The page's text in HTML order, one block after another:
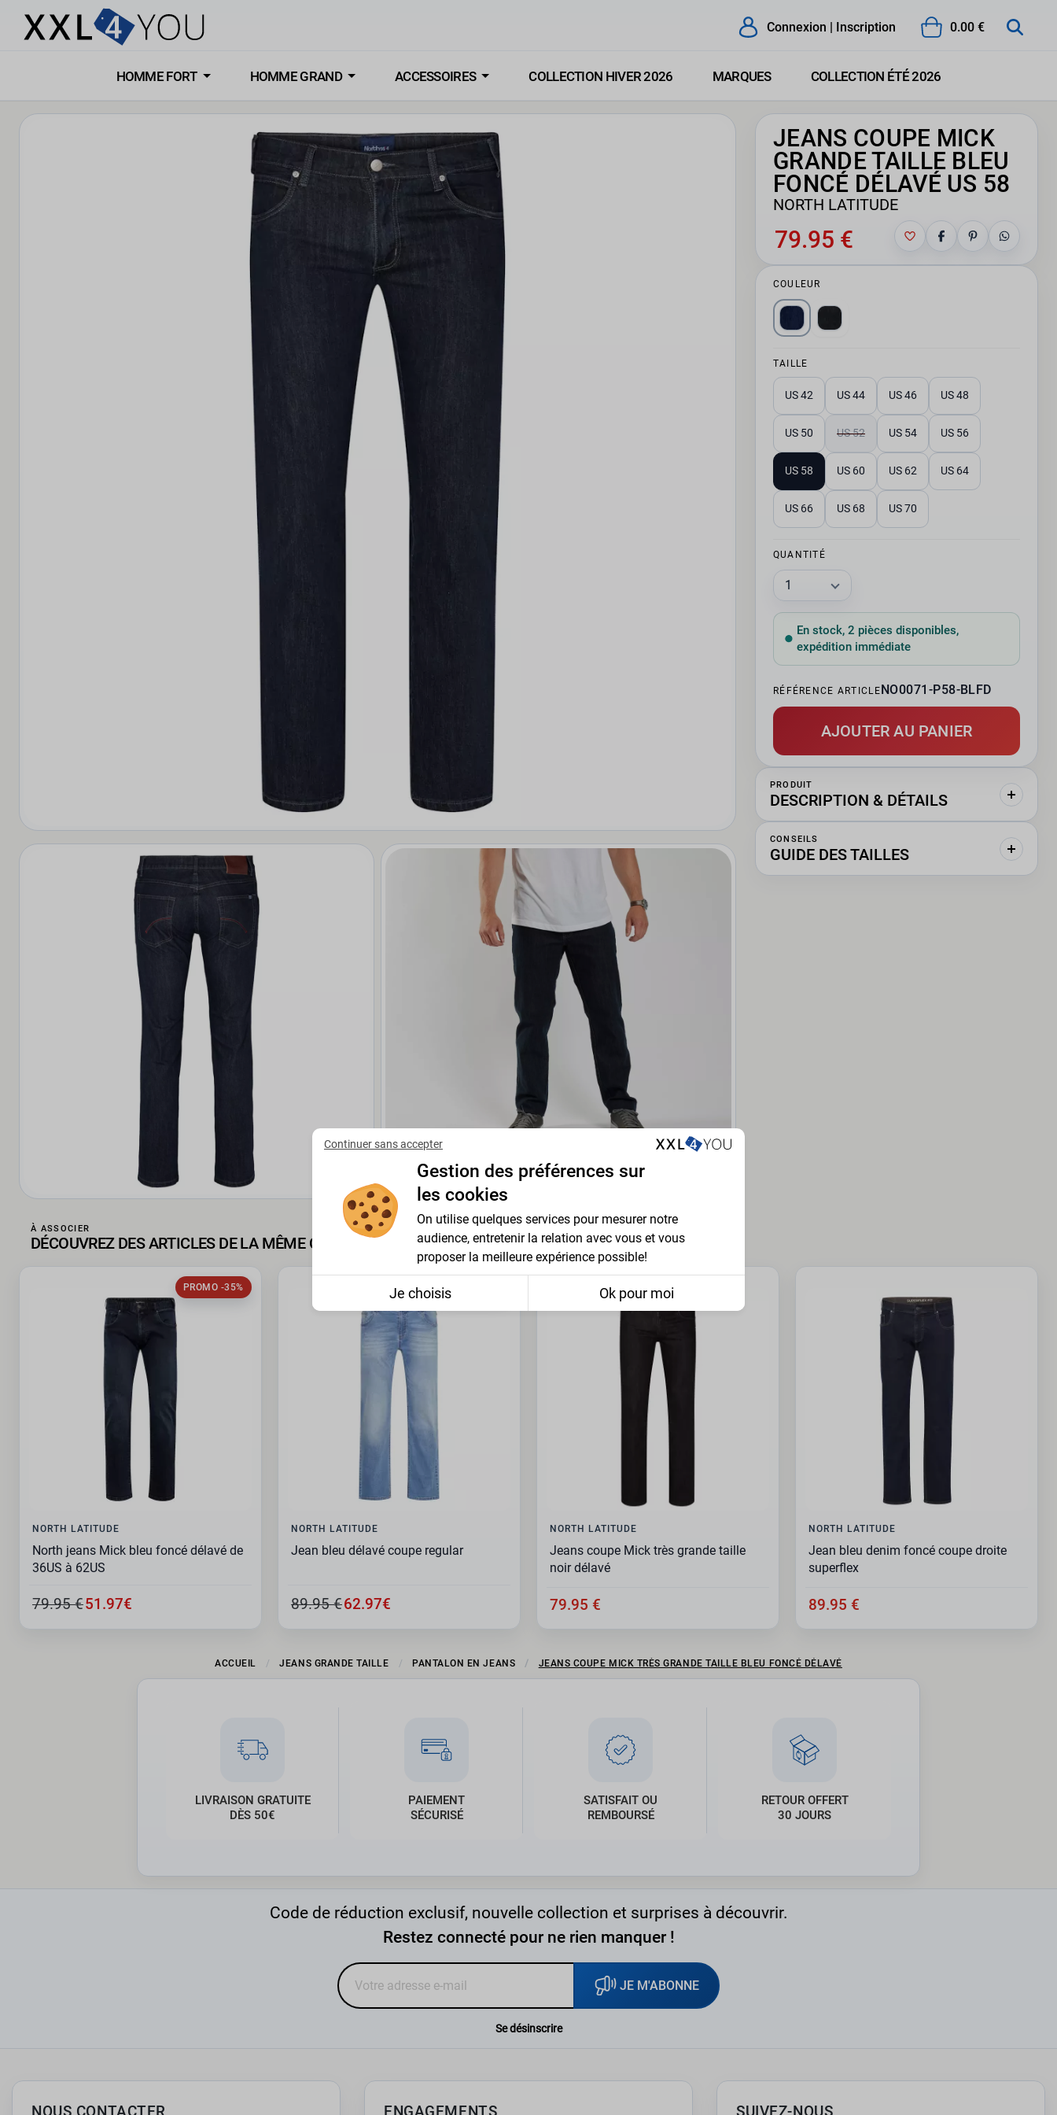
Connexion | Inscription 0.00 €
HOMME FORT HOMME GRAND ACCESSOIRES COLLECTION HIVER 2026 MARQUES COLLECTION ÉTÉ 2026
JEANS COUPE MICK
GRANDE TAILLE BLEU
FONCÉ DÉLAVÉ US 58
NORTH LATITUDE
79.95 €
COULEUR
TAILLE
US 42 US 44 US 46 US 48
US 50 US 52 US 54 US 56
US 58 US 60 US 62 US 64
US 66 US 68 US 70
QUANTITÉ
En stock, 2 pièces disponibles,
expédition immédiate
RÉFÉRENCE ARTICLENO0071-P58-BLFD
AJOUTER AU PANIER
PRODUIT
DESCRIPTION & DÉTAILS
CONSEILS
GUIDE DES TAILLES
À ASSOCIER
DÉCOUVREZ DES ARTICLES DE LA MÊME COLLECTION
PROMO -35%
NORTH LATITUDE
North jeans Mick bleu foncé délavé de
36US à 62US
79.95 €51.97€
PROMO -30%
NORTH LATITUDE
Jean bleu délavé coupe regular
89.95 €62.97€
NORTH LATITUDE
Jeans coupe Mick très grande taille
noir délavé
79.95 €
NORTH LATITUDE
Jean bleu denim foncé coupe droite
superflex
89.95 €
ACCUEIL JEANS GRANDE TAILLE PANTALON EN JEANS JEANS COUPE MICK TRÈS GRANDE TAILLE BLEU FONCÉ DÉLAVÉ
LIVRAISON GRATUITE
DÈS 50€
PAIEMENT
SÉCURISÉ
SATISFAIT OU
REMBOURSÉ
RETOUR OFFERT
30 JOURS
Code de réduction exclusif, nouvelle collection et surprises à découvrir.
Restez connecté pour ne rien manquer !
JE M'ABONNE
Se désinscrire
Continuer sans accepter
Gestion des préférences sur
les cookies
On utilise quelques services pour mesurer notre
audience, entretenir la relation avec vous et vous
proposer la meilleure expérience possible!
Je choisis Ok pour moi